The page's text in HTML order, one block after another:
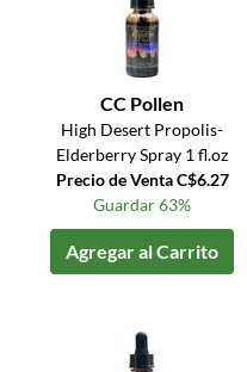
CC Pollen
High Desert Propolis-
Elderberry Spray 1 fl.oz
Precio de Venta C$6.27
Guardar 63%
Agregar al Carrito